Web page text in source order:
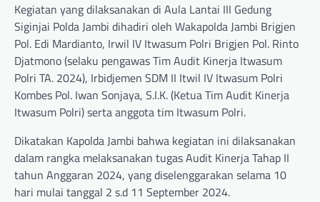
Kegiatan yang dilaksanakan di Aula Lantai III Gedung
Siginjai Polda Jambi dihadiri oleh Wakapolda Jambi Brigjen
Pol. Edi Mardianto, Irwil IV Itwasum Polri Brigjen Pol. Rinto
Djatmono (selaku pengawas Tim Audit Kinerja Itwasum
Polri TA. 2024), Irbidjemen SDM II Itwil IV Itwasum Polri
Kombes Pol. Iwan Sonjaya, S.I.K. (Ketua Tim Audit Kinerja
Itwasum Polri) serta anggota tim Itwasum Polri.
Dikatakan Kapolda Jambi bahwa kegiatan ini dilaksanakan
dalam rangka melaksanakan tugas Audit Kinerja Tahap II
tahun Anggaran 2024, yang diselenggarakan selama 10
hari mulai tanggal 2 s.d 11 September 2024.